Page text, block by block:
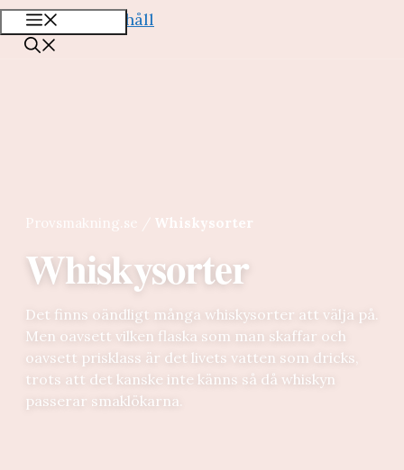
Hoppa till innehåll
Provsmakning.se Whiskysorter
Whiskysorter
Det finns oändligt många whiskysorter att välja på.
Men oavsett vilken flaska som man skaffar och
oavsett prisklass är det livets vatten som dricks,
trots att det kanske inte känns så då whiskyn
passerar smaklökarna.